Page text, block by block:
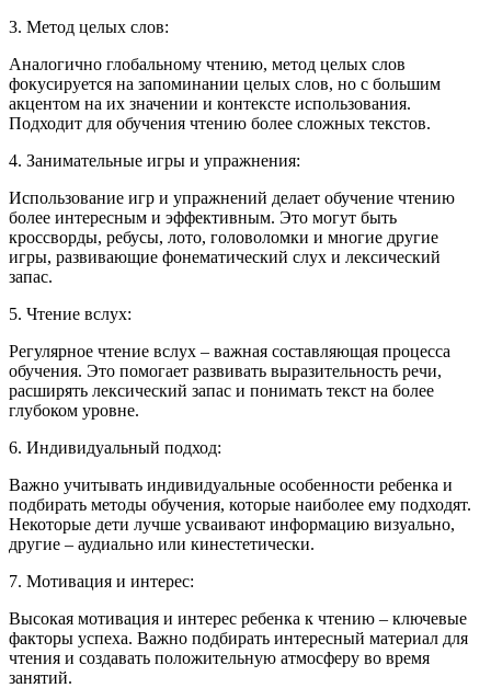
3. Метод целых слов:
Аналогично глобальному чтению, метод целых слов
фокусируется на запоминании целых слов, но с большим
акцентом на их значении и контексте использования.
Подходит для обучения чтению более сложных текстов.
4. Занимательные игры и упражнения:
Использование игр и упражнений делает обучение чтению
более интересным и эффективным. Это могут быть
кроссворды, ребусы, лото, головоломки и многие другие
игры, развивающие фонематический слух и лексический
запас.
5. Чтение вслух:
Регулярное чтение вслух – важная составляющая процесса
обучения. Это помогает развивать выразительность речи,
расширять лексический запас и понимать текст на более
глубоком уровне.
6. Индивидуальный подход:
Важно учитывать индивидуальные особенности ребенка и
подбирать методы обучения, которые наиболее ему подходят.
Некоторые дети лучше усваивают информацию визуально,
другие – аудиально или кинестетически.
7. Мотивация и интерес:
Высокая мотивация и интерес ребенка к чтению – ключевые
факторы успеха. Важно подбирать интересный материал для
чтения и создавать положительную атмосферу во время
занятий.